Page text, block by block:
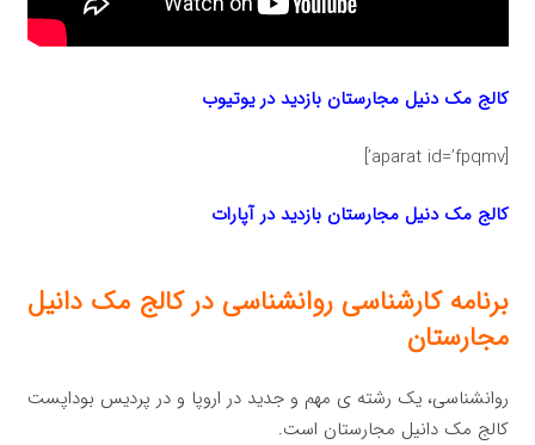
کالج مک دنیل مجارستان بازدید در یوتیوب
[aparat id=’fpqmv’]
کالج مک دنیل مجارستان بازدید در آپارات
برنامه کارشناسی روانشناسی در کالج مک دانیل
مجارستان
روانشناسی، یک رشته ی مهم و جدید در اروپا و در پردیس بوداپست
کالج مک دانیل مجارستان است.